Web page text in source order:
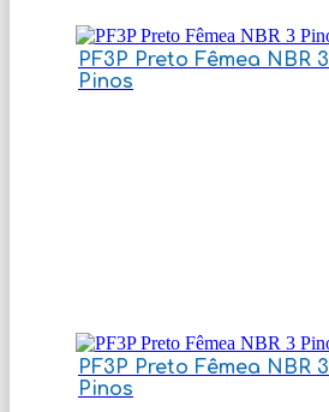
PF3P Preto Fêmea NBR 3
Pinos
PF3P Preto Fêmea NBR 3
Pinos